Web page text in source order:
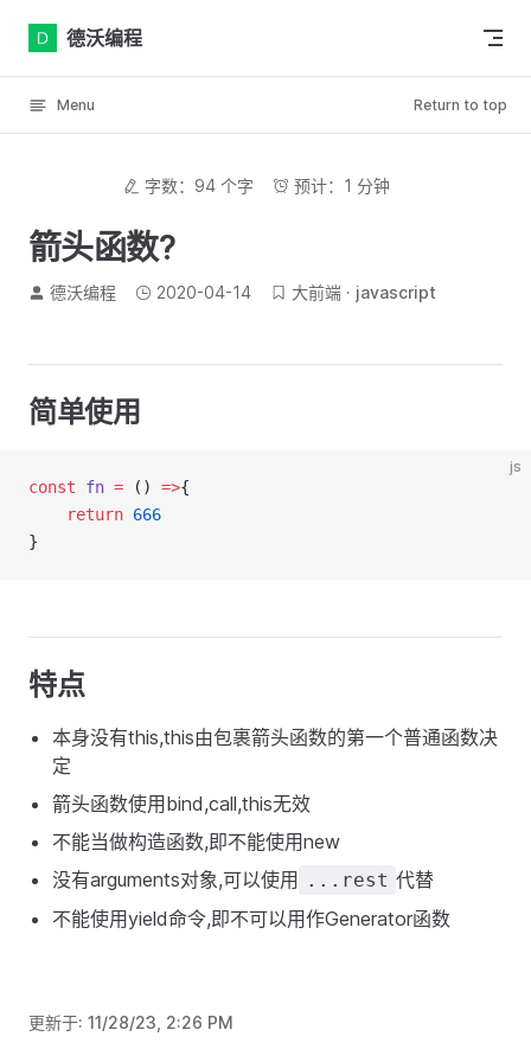
Skip to content
德沃编程
Menu Return to top
字数：94 个字 预计：1 分钟
箭头函数?
德沃编程 2020-04-14 大前端 javascript
简单使用
js
const fn = () =>{
return 666
}
特点
本身没有this,this由包裹箭头函数的第一个普通函数决
定
箭头函数使用bind,call,this无效
不能当做构造函数,即不能使用new
没有arguments对象,可以使用
...rest 代替
不能使用yield命令,即不可以用作Generator函数
更新于: 11/28/23, 2:26 PM